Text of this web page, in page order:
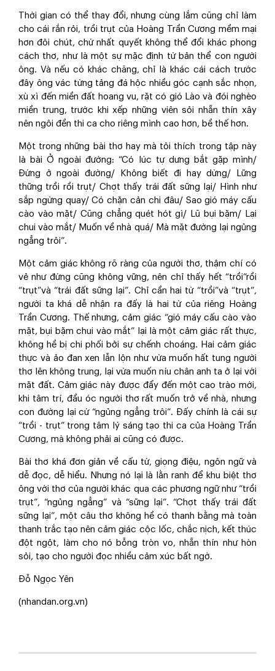
Thời gian có thể thay đổi, nhưng cùng lắm cũng chỉ làm
cho cái rắn rỏi, trồi trụt của Hoàng Trần Cương mềm mại
hơn đôi chút, chứ nhất quyết không thể đổi khác phong
cách thơ, như là một sự mặc định từ bản thể con người
ông. Và nếu có khác chăng, chỉ là khác cái cách trước
đây ông vác từng tảng đá hộc nhiều góc cạnh sắc nhọn,
xù xì đến miền đất hoang vu, rặt có gió Lào và đói nghèo
miền trung, trước khi xếp những viên sỏi nhẵn thín xây
nên ngôi đền thi ca cho riêng mình cao hơn, bề thế hơn.
Một trong những bài thơ hay mà tôi thích trong tập này
là bài Ở ngoài đường: “Có lúc tự dưng bắt gặp mình/
Đứng ở ngoài đường/ Không biết đi hay dừng/ Lững
thững trồi rồi trụt/ Chợt thấy trái đất sững lại/ Hình như
sắp ngừng quay/ Có chặn cản chi đâu/ Sao gió máy cấu
cào vào mặt/ Cũng chẳng quét hót gì/ Lũ bụi bặm/ Lại
chui vào mắt/ Muốn về nhà quá/ Mà mặt đường lại ngủng
ngẳng trôi”.
Một cảm giác không rõ ràng của người thơ, thậm chí có
vẻ như đứng cũng không vững, nên chỉ thấy hết “trồi”rồi
“trụt”và “trái đất sững lại”. Chỉ cần hai từ “trồi”và “trụt”,
người ta khá dễ nhận ra đấy là hai từ của riêng Hoàng
Trần Cương. Thế nhưng, cảm giác “gió máy cấu cào vào
mặt, bụi bặm chui vào mắt” lại là một cảm giác rất thực,
không hề bị chi phối bởi sự chếnh choáng. Hai cảm giác
thực và ảo đan xen lẫn lộn như vừa muốn hất tung người
thơ lên không trung, lại vừa muốn níu chân anh ta ở lại với
mặt đất. Cảm giác này được đẩy đến một cao trào mới,
khi tâm trí, đầu óc người thơ rất muốn trở về nhà, nhưng
con đường lại cứ “ngủng ngẳng trôi”. Đấy chính là cái sự
“trồi - trụt” trong tâm lý sáng tạo thi ca của Hoàng Trần
Cương, mà không phải ai cũng có được.
Bài thơ khá đơn giản về cấu tứ, giọng điệu, ngôn ngữ và
dễ đọc, dễ hiểu. Nhưng nó lại là lằn ranh để khu biệt thơ
ông với thơ của người khác qua các phương ngữ như “trồi
trụt”, “ngủng ngẳng” và “sững lại”. “Chợt thấy trái đất
sững lại”, một câu thơ không hề có thanh bằng mà toàn
thanh trắc tạo nên cảm giác cộc lốc, chắc nịch, kết thúc
đột ngột, làm cho nó bỗng tròn vo, nhẵn thín như hòn
sỏi, tạo cho người đọc nhiều cảm xúc bất ngờ.
Đỗ Ngọc Yên
(nhandan.org.vn)